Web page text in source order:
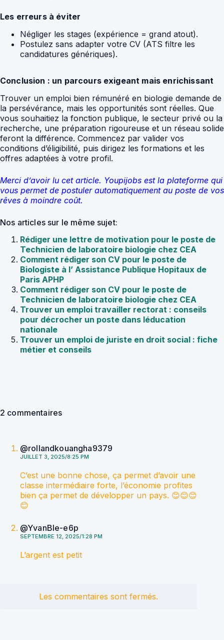
Les erreurs à éviter
Négliger les stages (expérience = grand atout).
Postulez sans adapter votre CV (ATS filtre les
candidatures génériques).
Conclusion : un parcours exigeant mais enrichissant
Trouver un emploi bien rémunéré en biologie demande de
la persévérance, mais les opportunités sont réelles. Que
vous souhaitiez la fonction publique, le secteur privé ou la
recherche, une préparation rigoureuse et un réseau solide
feront la différence. Commencez par valider vos
conditions d’éligibilité, puis dirigez les formations et les
offres adaptées à votre profil.
Merci d’avoir lu cet article. Youpijobs est la plateforme qui
vous permet de postuler automatiquement au poste de vos
rêves à moindre coût.
Nos articles sur le même sujet:
Rédiger une lettre de motivation pour le poste de
Technicien de laboratoire biologie chez CEA
Comment rédiger son CV pour le poste de
Biologiste à l’ Assistance Publique Hopitaux de
Paris APHP
Comment rédiger son CV pour le poste de
Technicien de laboratoire biologie chez CEA
Trouver un emploi travailler rectorat : conseils
pour décrocher un poste dans léducation
nationale
Trouver un emploi de juriste en droit social : fiche
métier et conseils
2 commentaires
@rollandkouangha9379
JUILLET 3, 2025/8:25 PM
C’est une bonne chose, ça permet d’avoir une
classe intermédiaire forte, l’économie profites
bien ça permet de développer un pays. 😊😊😊
😊
@YvanBle-e6p
SEPTEMBRE 12, 2025/1:28 PM
L’argent est petit
Les commentaires sont fermés.